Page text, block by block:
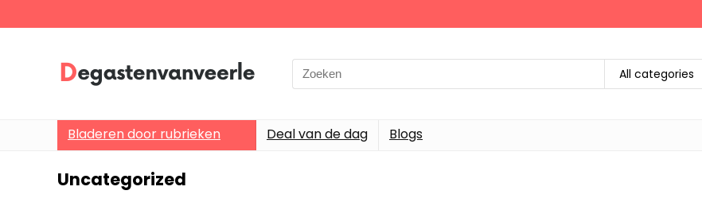
Search
for:
All categories
Bladeren door rubrieken Deal van de dag Blogs
Uncategorized